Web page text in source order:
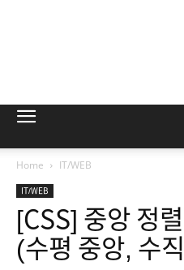
Home IT/WEB
IT/WEB
[CSS] 중앙 정
(수평 중앙, 수